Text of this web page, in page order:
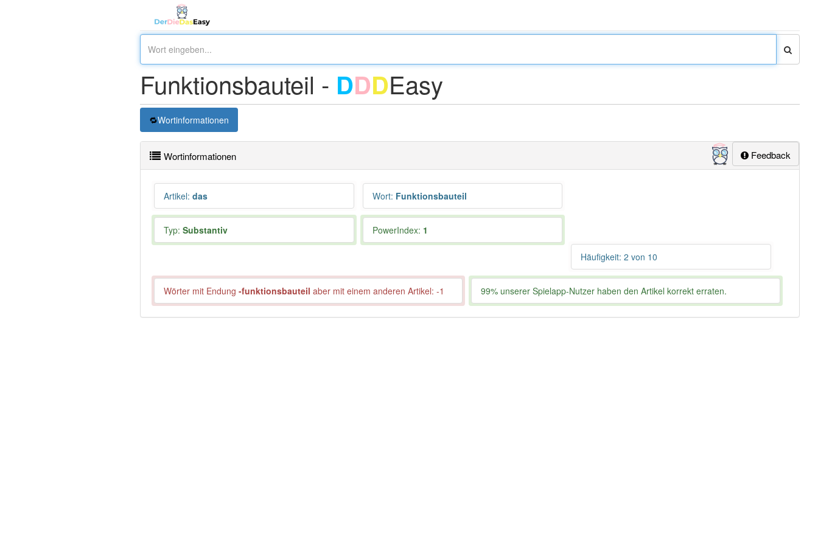
Funktionsbauteil - DDDEasy
Wortinformationen
Feedback
Wortinformationen
Artikel: das Wort: Funktionsbauteil
Typ: Substantiv PowerIndex: 1
Häufigkeit: 2 von 10
Wörter mit Endung -funktionsbauteil aber mit einem anderen Artikel: -1 99% unserer Spielapp-Nutzer haben den Artikel korrekt erraten.